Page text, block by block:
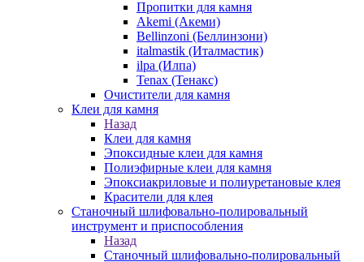
Пропитки для камня
Akemi (Акеми)
Bellinzoni (Беллинзони)
italmastik (Италмастик)
ilpa (Илпа)
Tenax (Тенакс)
Очистители для камня
Клеи для камня
Назад
Клеи для камня
Эпоксидные клеи для камня
Полиэфирные клеи для камня
Эпоксиакриловые и полиуретановые клея
Красители для клея
Станочный шлифовально-полировальный
инструмент и приспособления
Назад
Станочный шлифовально-полировальный